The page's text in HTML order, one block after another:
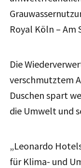
Royal Köln –
Die
verschmutztem
Duschen spart
die Umwelt und
„Leonardo
für Klima- und